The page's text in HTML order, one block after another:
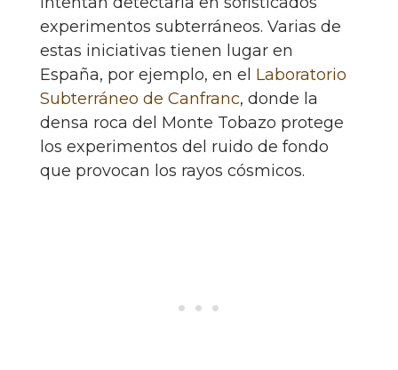
experimentos subterráneos. Varias de
estas iniciativas tienen lugar en
España, por ejemplo, en el Laboratorio
Subterráneo de Canfranc, donde la
densa roca del Monte Tobazo protege
los experimentos del ruido de fondo
que provocan los rayos cósmicos.